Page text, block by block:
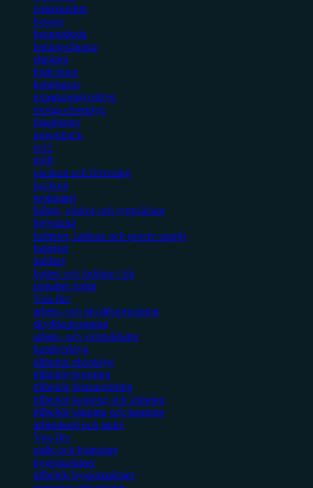
polermaskin
betong
betongsloda
betongvibrator
slipning
high force
kabelsaxar
expansionsverktyg
övriga elverktyg
fogpistoler
powerpack
m12
m18
packout och förvaring
packout
toolguard
bälten, väskor och ryggsäckar
belysning
batterier, laddare och power supply
batterier
laddare
batteri och laddare i kit
portabel ström
Visa fler
arbets- och skyddsutrustning
skyddsutrustning
arbets- och värmekläder
handverktyg
tillbehör elverktyg
tillbehör borrning
tillbehör fästanordning
tillbehör kapning och slipning
tillbehör sågning och kapning
arbetsbord och stativ
Visa fler
radio och högtalare
byggmaskiner
tillbehör byggmaskiner